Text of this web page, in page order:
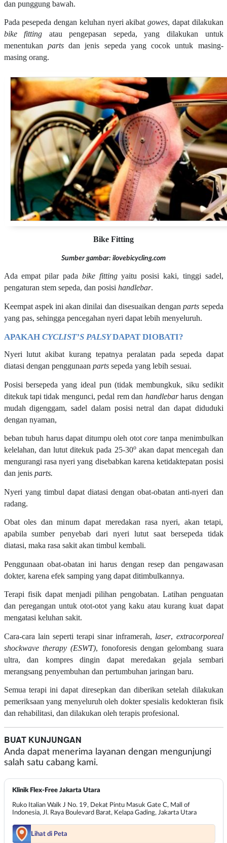
dan punggung bawah.
Pada pesepeda dengan keluhan nyeri akibat gowes, dapat dilakukan
bike fitting atau pengepasan sepeda, yang dilakukan untuk
menentukan partsdan jenis sepeda yang cocok untuk masing-
masing orang.
Bike Fitting
Sumber gambar: ilovebicycling.com
Ada empat pilar pada bike fittingyaitu posisi kaki, tinggi sadel,
pengaturan stem sepeda, dan posisi handlebar.
Keempat aspek ini akan dinilai dan disesuaikan denganparts sepeda
yang pas, sehingga pencegahan nyeri dapat lebih menyeluruh.
APAKAH CYCLIST’S PALSYDAPAT DIOBATI?
Nyeri lutut akibat kurang tepatnya peralatan pada sepeda dapat
diatasi dengan penggunaan parts sepeda yang lebih sesuai.
Posisi bersepeda yang ideal pun (tidak membungkuk, siku sedikit
ditekuk tapi tidak mengunci, pedal rem dan handlebarharus dengan
mudah digenggam, sadel dalam posisi netral dan dapat diduduki
dengan nyaman,
beban tubuh harus dapat ditumpu oleh ototcore tanpa menimbulkan
kelelahan, dan lutut ditekuk pada 25-30oakan dapat mencegah dan
mengurangi rasa nyeri yang disebabkan karena ketidaktepatan posisi
dan jenis parts.
Nyeri yang timbul dapat diatasi dengan obat-obatan anti-nyeri dan
radang.
Obat oles dan minum dapat meredakan rasa nyeri, akan tetapi,
apabila sumber penyebab dari nyeri lutut saat bersepeda tidak
diatasi, maka rasa sakit akan timbul kembali.
Penggunaan obat-obatan ini harus dengan resep dan pengawasan
dokter, karena efek samping yang dapat ditimbulkannya.
Terapi fisik dapat menjadi pilihan pengobatan. Latihan penguatan
dan peregangan untuk otot-otot yang kaku atau kurang kuat dapat
mengatasi keluhan sakit.
Cara-cara lain seperti terapi sinar inframerah, laser, extracorporeal
shockwave therapy (ESWT), fonoforesis dengan gelombang suara
ultra, dan kompres dingin dapat meredakan gejala sembari
merangsang penyembuhan dan pertumbuhan jaringan baru.
Semua terapi ini dapat diresepkan dan diberikan setelah dilakukan
pemeriksaan yang menyeluruh oleh dokter spesialis kedokteran fisik
dan rehabilitasi, dan dilakukan oleh terapis profesional.
BUAT KUNJUNGAN
Anda dapat menerima layanan dengan mengunjungi
salah satu cabang kami.
Klinik Flex-Free Jakarta Utara
Ruko Italian Walk J No. 19, Dekat Pintu Masuk Gate C, Mall of
Indonesia, Jl. Raya Boulevard Barat, Kelapa Gading, Jakarta Utara
Lihat di Peta